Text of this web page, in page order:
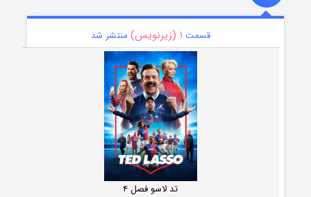
قسمت ۱ (زیرنویس) منتشر شد
تد لاسو فصل ۴